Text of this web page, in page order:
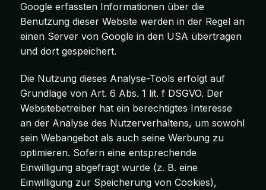
Google erfassten Informationen über die
Benutzung dieser Website werden in der Regel an
einen Server von Google in den USA übertragen
und dort gespeichert.
Die Nutzung dieses Analyse-Tools erfolgt auf
Grundlage von Art. 6 Abs. 1 lit. f DSGVO. Der
Websitebetreiber hat ein berechtigtes Interesse
an der Analyse des Nutzerverhaltens, um sowohl
sein Webangebot als auch seine Werbung zu
optimieren. Sofern eine entsprechende
Einwilligung abgefragt wurde (z. B. eine
Einwilligung zur Speicherung von Cookies),